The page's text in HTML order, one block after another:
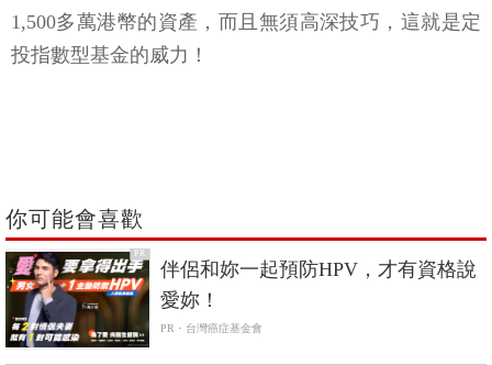
1,500多萬港幣的資產，而且無須高深技巧，這就是定
投指數型基金的威力！
你可能會喜歡
PR
伴侶和妳一起預防HPV，才有資格說
愛妳！
PR・台灣癌症基金會